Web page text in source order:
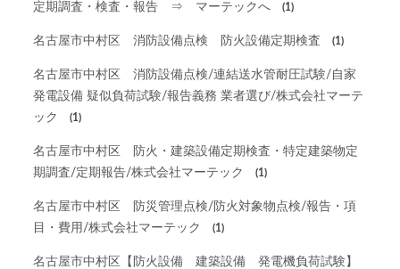
定期調査・検査・報告 ⇒ マーテックへ
(1)
名古屋市中村区 消防設備点検 防火設備定期検査 (1)
名古屋市中村区 消防設備点検/連結送水管耐圧試験/自家
発電設備 疑似負荷試験/報告義務 業者選び/株式会社マーテ
ック
(1)
名古屋市中村区 防火・建築設備定期検査・特定建築物定
期調査/定期報告/株式会社マーテック
(1)
名古屋市中村区 防災管理点検/防火対象物点検/報告・項
目・費用/株式会社マーテック
(1)
名古屋市中村区【防火設備 建築設備 発電機負荷試験】